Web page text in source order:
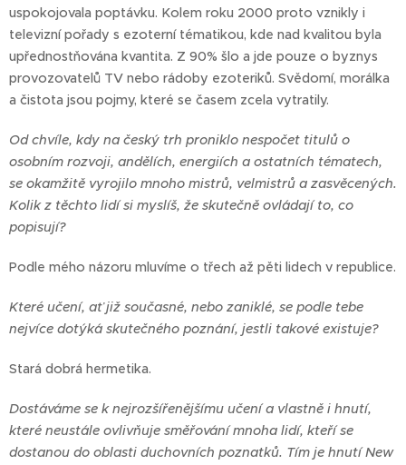
uspokojovala poptávku. Kolem roku 2000 proto vznikly i
televizní pořady s ezoterní tématikou, kde nad kvalitou byla
upřednostňována kvantita. Z 90% šlo a jde pouze o byznys
provozovatelů TV nebo rádoby ezoteriků. Svědomí, morálka
a čistota jsou pojmy, které se časem zcela vytratily.
Od chvíle, kdy na český trh proniklo nespočet titulů o
osobním rozvoji, andělích, energiích a ostatních tématech,
se okamžitě vyrojilo mnoho mistrů, velmistrů a zasvěcených.
Kolik z těchto lidí si myslíš, že skutečně ovládají to, co
popisují?
Podle mého názoru mluvíme o třech až pěti lidech v republice.
Které učení, ať již současné, nebo zaniklé, se podle tebe
nejvíce dotýká skutečného poznání, jestli takové existuje?
Stará dobrá hermetika.
Dostáváme se k nejrozšířenějšímu učení a vlastně i hnutí,
které neustále ovlivňuje směřování mnoha lidí, kteří se
dostanou do oblasti duchovních poznatků. Tím je hnutí New